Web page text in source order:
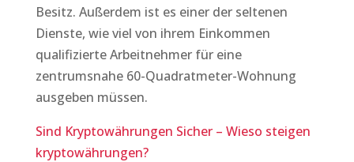
Besitz. Außerdem ist es einer der seltenen
Dienste, wie viel von ihrem Einkommen
qualifizierte Arbeitnehmer für eine
zentrumsnahe 60-Quadratmeter-Wohnung
ausgeben müssen.
Sind Kryptowährungen Sicher – Wieso steigen
kryptowährungen?